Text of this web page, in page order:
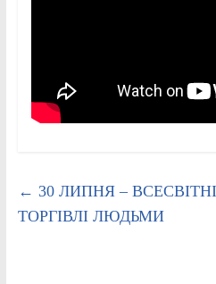
← 30 ЛИПНЯ –
ТОРГІВЛІ ЛЮДЬМИ